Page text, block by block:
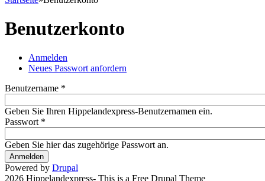
Benutzerkonto
Haupt-Reiter
Anmelden
Neues Passwort anfordern
Benutzername *
Geben Sie Ihren Hippelandexpress-Benutzernamen ein.
Passwort *
Geben Sie hier das zugehörige Passwort an.
Powered by Drupal
2026 Hippelandexpress- This is a Free Drupal Theme